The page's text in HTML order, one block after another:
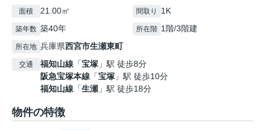
面積 21.00㎡ 間取り 1K
築年数 築40年 所在階 1階/3階建
所在地 兵庫県西宮市生瀬東町
交通 福知山線 「宝塚 」駅 徒歩8分
阪急宝塚本線 「宝塚 」駅 徒歩10分
福知山線 「生瀬 」駅 徒歩18分
物件の特徴